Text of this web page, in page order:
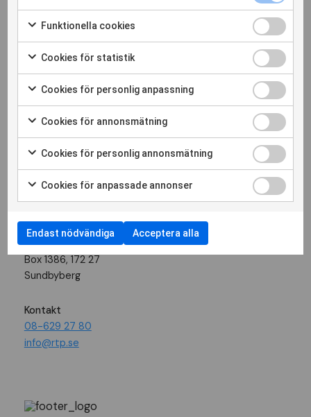
Bli medlem Press
Hitta din förening
Medlemstidningen Liv
Cookiepolicy
Cookie-inställningar
Landsvägen 50 A
Postadress
Box 1386, 172 27
Sundbyberg
Kontakt
08-629 27 80
info@rtp.se
Funktionella cookies
Cookies för statistik
Cookies för personlig anpassning
Cookies för annonsmätning
Cookies för personlig annonsmätning
Cookies för anpassade annonser
Endast nödvändiga Acceptera alla